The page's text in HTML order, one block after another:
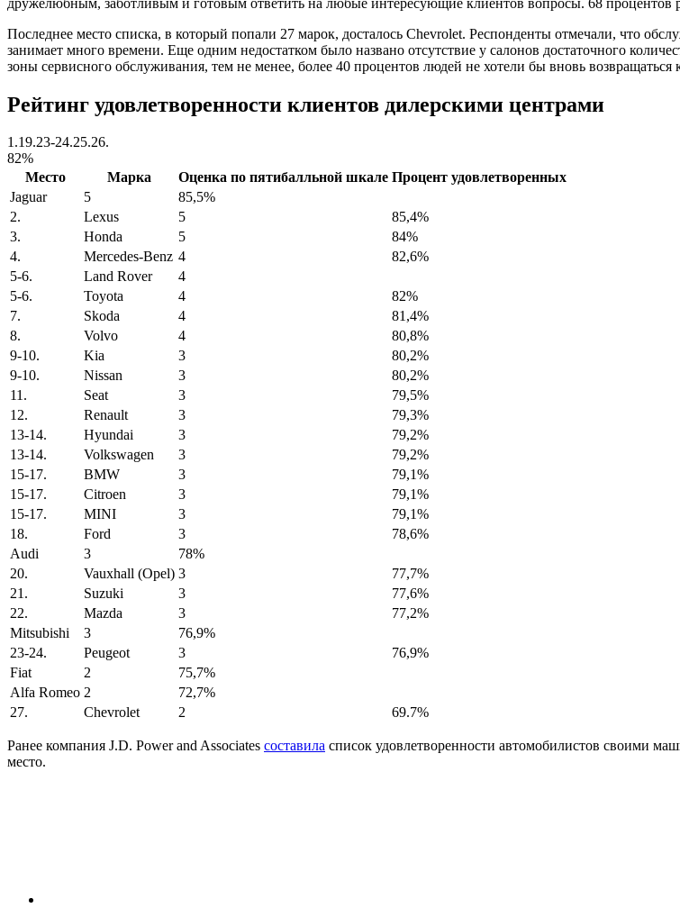
Последнее место списка, в который попали 27 марок, досталось Chevrolet. Респонденты отмечали, что
занимает много времени. Еще одним недостатком было названо отсутствие у салонов достаточного
зоны сервисного обслуживания, тем не менее, более 40 процентов людей не хотели бы вновь возвращаться
Рейтинг удовлетворенности клиентов дилерскими центрами
1.19.23-24.25.26.
82%
Место
Марка Оценка по пятибалльной шкале Процент удовлетворенных
Jaguar
5
85,5%
2.
Lexus 5
85,4%
3.
Honda 5
84%
4.
Mercedes-Benz 4
82,6%
5-6.
Land Rover
4
5-6.
Toyota 4
82%
7.
Skoda 4
81,4%
8.
Volvo 4
80,8%
9-10.
Kia 3
80,2%
9-10.
Nissan 3
80,2%
11.
Seat 3
79,5%
12.
Renault 3
79,3%
13-14.
Hyundai 3
79,2%
13-14.
Volkswagen 3
79,2%
15-17.
BMW 3
79,1%
15-17.
Citroen 3
79,1%
15-17.
MINI 3
79,1%
18.
Ford 3
78,6%
Audi
3
78%
20.
Vauxhall (Opel) 3
77,7%
21.
Suzuki 3
77,6%
22.
Mazda 3
77,2%
Mitsubishi
3
76,9%
23-24.
Peugeot 3
76,9%
Fiat
2
75,7%
Alfa Romeo 2
72,7%
27.
Chevrolet 2 69.7%
Ранее компания J.D. Power and Associates составила список удовлетворенности автомобилистов своими
место.